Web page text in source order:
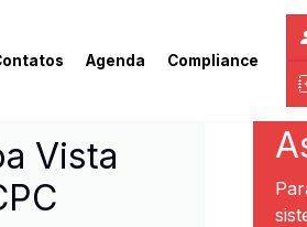
Agenda Compliance
de
Vista